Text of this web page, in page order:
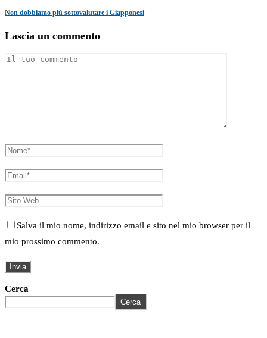
Non dobbiamo più sottovalutare i Giapponesi
Lascia un commento
Salva il mio nome, indirizzo email e sito nel mio browser per il
mio prossimo commento.
Cerca
Cerca